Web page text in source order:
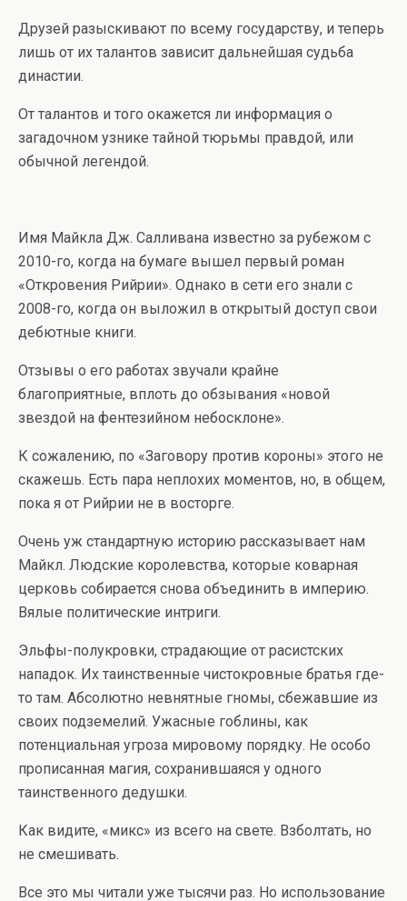
Друзей разыскивают по всему государству, и теперь
лишь от их талантов зависит дальнейшая судьба
династии.
От талантов и того окажется ли информация о
загадочном узнике тайной тюрьмы правдой, или
обычной легендой.
Имя Майкла Дж. Салливана известно за рубежом с
2010-го, когда на бумаге вышел первый роман
«Откровения Рийрии». Однако в сети его знали с
2008-го, когда он выложил в открытый доступ свои
дебютные книги.
Отзывы о его работах звучали крайне
благоприятные, вплоть до обзывания «новой
звездой на фентезийном небосклоне».
К сожалению, по «Заговору против короны» этого не
скажешь. Есть пара неплохих моментов, но, в общем,
пока я от Рийрии не в восторге.
Очень уж стандартную историю рассказывает нам
Майкл. Людские королевства, которые коварная
церковь собирается снова объединить в империю.
Вялые политические интриги.
Эльфы-полукровки, страдающие от расистских
нападок. Их таинственные чистокровные братья где-
то там. Абсолютно невнятные гномы, сбежавшие из
своих подземелий. Ужасные гоблины, как
потенциальная угроза мировому порядку. Не особо
прописанная магия, сохранившаяся у одного
таинственного дедушки.
Как видите, «микс» из всего на свете. Взболтать, но
не смешивать.
Все это мы читали уже тысячи раз. Но использование